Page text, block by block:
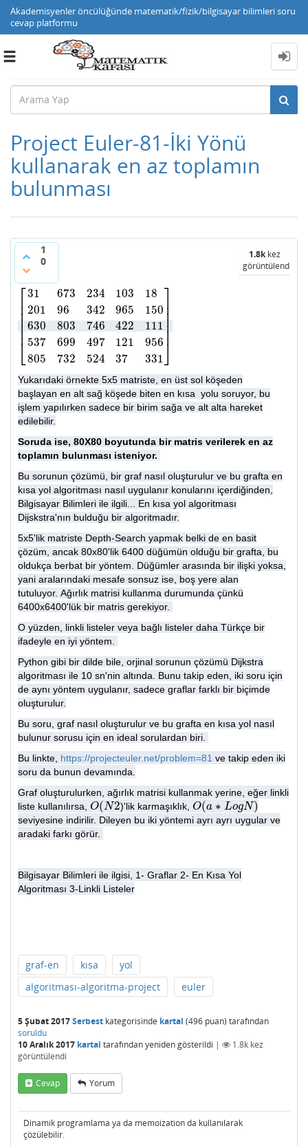
Akademisyenler öncülüğünde matematik/fizik/bilgisayar bilimleri soru
cevap platformu
Toggle
Project Euler-81-İki Yönü
kullanarak en az toplamın
bulunması
1
0
1.8kkez
görüntülendi
⎡
⎣
⎢
⎢
⎢
⎢
⎢
⎢
31
201
630
537
805
673
96
803
699
732
234
342
746
497
524
103
965
422
121
37
18
150
111
956
331
⎤
⎦
⎥
⎥
⎥
⎥
⎥
⎥
31673 234103 18201 96342 965150
Yukarıdaki örnekte 5x5 matriste, en üst sol köşeden
başlayan en alt sağ köşede biten en kısa yolu soruyor, bu
işlem yapılırken sadece bir birim sağa ve alt alta hareket
edilebilir.
Soruda ise, 80X80 boyutunda bir matris verilerek en az
toplamın bulunması isteniyor.
Bu sorunun çözümü, bir graf nasıl oluşturulur ve bu grafta en
kısa yol algoritması nasıl uygulanır konularını içerdiğinden,
Bilgisayar Bilimleri ile ilgili... En kısa yol algoritması
Dijskstra'nın bulduğu bir algoritmadır.
5x5'lik matriste Depth-Search yapmak belki de en basit
çözüm, ancak 80x80'lik 6400 düğümün olduğu bir grafta, bu
oldukça berbat bir yöntem. Düğümler arasında bir ilişki yoksa,
yani aralarındaki mesafe sonsuz ise, boş yere alan
tutuluyor. Ağırlık matrisi kullanma durumunda çünkü
6400x6400'lük bir matris gerekiyor.
O yüzden, linkli listeler veya bağlı listeler daha Türkçe bir
ifadeyle en iyi yöntem.
Python gibi bir dilde bile, orjinal sorunun çözümü Dijkstra
algoritması ile 10 sn'nin altında. Bunu takip eden, iki soru için
de aynı yöntem uygulanır, sadece graflar farklı bir biçimde
oluşturulur.
Bu soru, graf nasıl oluşturulur ve bu grafta en kısa yol nasıl
bulunur sorusu için en ideal sorulardan biri.
Bu linkte, https://projecteuler.net/problem=81 ve takip eden iki
soru da bunun devamında.
Graf oluşturulurken, ağırlık matrisi kullanmak yerine, eğer linkli
liste kullanılırsa, O(N2
O(N2 )'lik karmaşıklık,O(a ∗ LogN)
O(a∗L ogN)
seviyesine indirilir. Dileyen bu iki yöntemi ayrı ayrı uygular ve
aradaki farkı görür.
Bilgisayar Bilimleri ile ilgisi, 1- Graflar 2- En Kısa Yol
Algoritması 3-Linkli Listeler
graf-en kısa
yol
algoritması-algoritma-project
euler
5 Şubat 2017Serbest kategorisinde kartal (496 puan) tarafından
soruldu
10 Aralık 2017 kartal tarafındanyeniden gösterildi | 1.8k kez
görüntülendi
Cevap Yorum
Dinamik programlama ya da memoization da kullanılarak
çözülebilir.